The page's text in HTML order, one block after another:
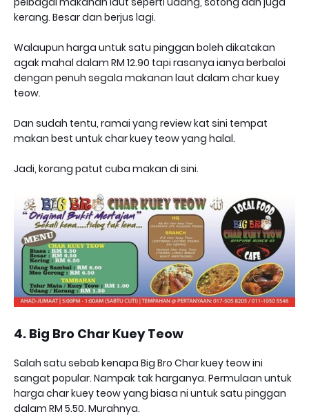
kerang. Besar dan berjus lagi.
Walaupun harga untuk satu pinggan boleh dikatakan
agak mahal dalam RM 12.90 tapi rasanya ianya berbaloi
dengan penuh segala makanan laut dalam char kuey
teow.
Dan sudah tentu, ramai yang review kat sini tempat
makan best untuk char kuey teow yang halal.
Jadi, korang patut cuba makan di sini.
4. Big Bro Char Kuey Teow
Salah satu sebab kenapa Big Bro Char kuey teow ini
sangat popular. Nampak tak harganya. Permulaan untuk
harga char kuey teow yang biasa ni untuk satu pinggan
dalam RM 5.50. Murahnya.